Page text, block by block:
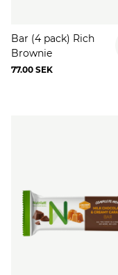
Bar (4 pack) Rich
Brownie
77.00 SEK